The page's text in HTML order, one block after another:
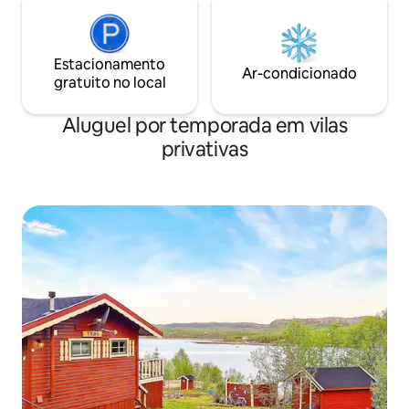
Estacionamento
gratuito no local
Ar-condicionado
Aluguel por temporada em vilas
privativas